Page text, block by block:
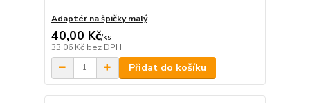
Adaptér na špičky malý
40,00 Kč/ks
33,06 Kč bez DPH
Přidat do košíku